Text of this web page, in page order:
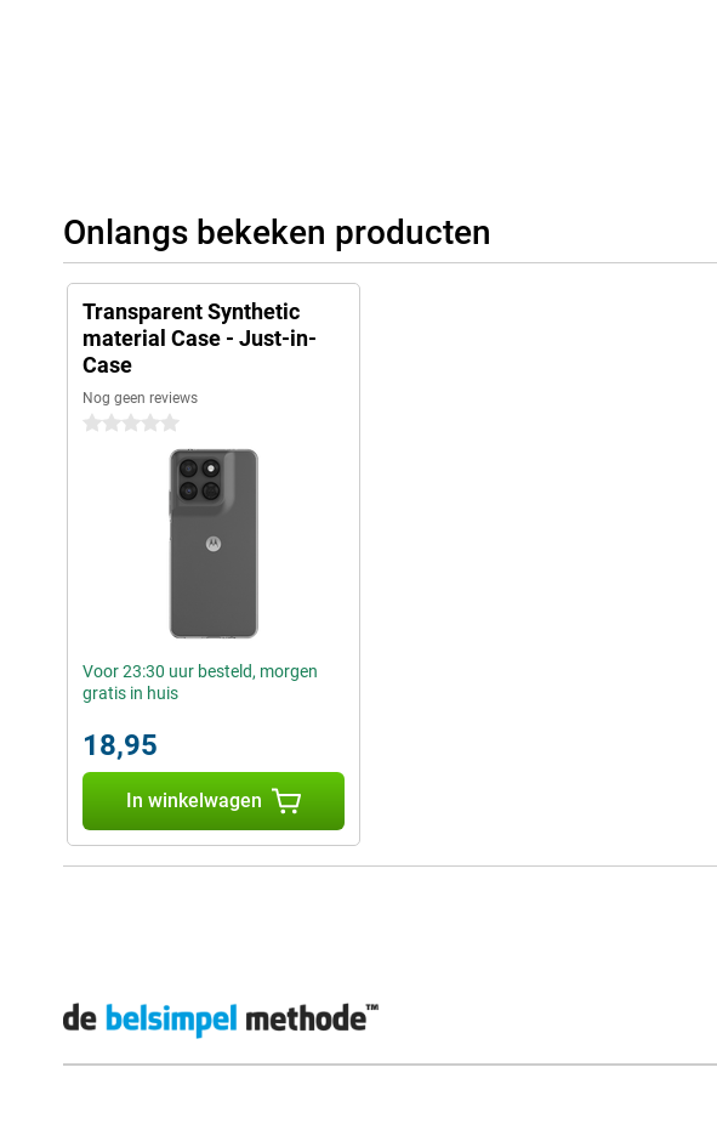
Onlangs bekeken producten
Transparent Synthetic
material Case - Just-in-
Case
Nog geen reviews
0 sterren
Voor 23:30 uur besteld, morgen
gratis in huis
18,95
In winkelwagen